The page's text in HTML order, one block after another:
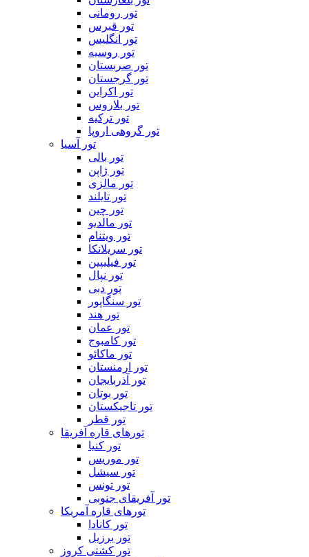
تور رومانی
تور قبرس
تور انگلیس
تور روسیه
تور صربستان
تور گرجستان
تور اکراین
تور بلاروس
تور ترکیه
تور گروهی اروپا
تور آسیا
تور بالی
تور ژاپن
تور مالزی
تور تایلند
تور چین
تور مالدیو
تور ویتنام
تور سریلانکا
تور فیلیپین
تور نپال
تور دبی
تور سنگاپور
تور هند
تور عمان
تور کامبوج
تور ماکائو
تور ارمنستان
تور آذربایجان
تور بوتان
تور تاجیکستان
تور قطر
تورهای قاره آفریقا
تور کنیا
تور موریس
تور سیشل
تور تونس
تور آفریقای جنوبی
تورهای قاره آمریکا
تور کانادا
تور برزیل
تور کشتی کروز